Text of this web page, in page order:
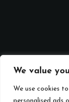
We value
We use cookies
© 2026